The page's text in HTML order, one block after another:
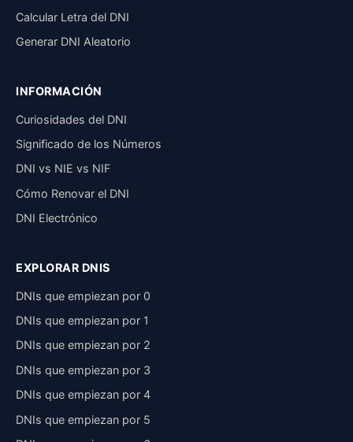
Calcular Letra del DNI
Generar DNI Aleatorio
INFORMACIÓN
Curiosidades del DNI
Significado de los Números
DNI vs NIE vs NIF
Cómo Renovar el DNI
DNI Electrónico
EXPLORAR DNIS
DNIs que empiezan por 0
DNIs que empiezan por 1
DNIs que empiezan por 2
DNIs que empiezan por 3
DNIs que empiezan por 4
DNIs que empiezan por 5